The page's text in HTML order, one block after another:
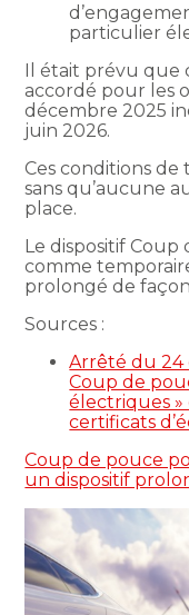
particulier
Il était prévu que
accordé pour les
décembre 2025
juin 2026.
Ces conditions
sans qu’aucune
place.
Le dispositif
comme
prolongé de
Sources :
Arrêté du 24
Coup de
électriques »
certificats
Coup de pouce
un dispositif